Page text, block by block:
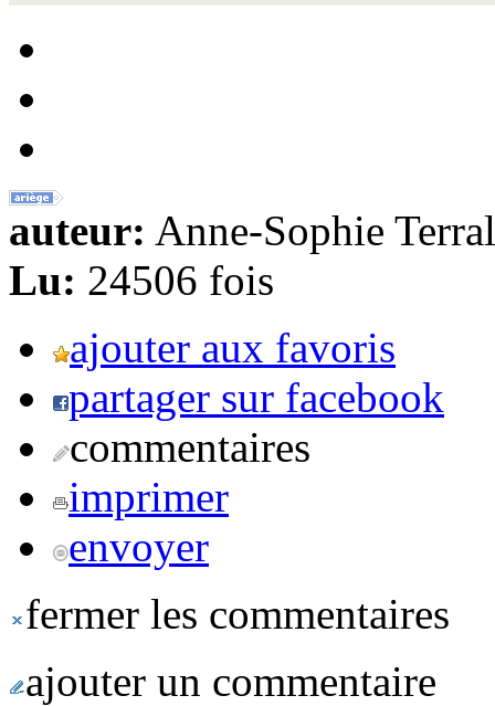
auteur: Anne-Sophie
Lu: 24506 fois
ajouter aux favoris
partager sur facebook
commentaires
imprimer
envoyer
fermer les commentaires
ajouter un commentaire